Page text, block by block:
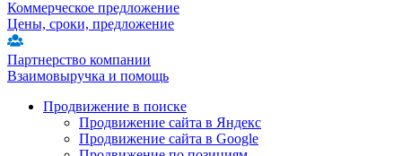
Коммерческое предложение
Цены, сроки, предложение
Партнерство компании
Взаимовыручка и помощь
Продвижение в поиске
Продвижение сайта в Яндекс
Продвижение сайта в Google